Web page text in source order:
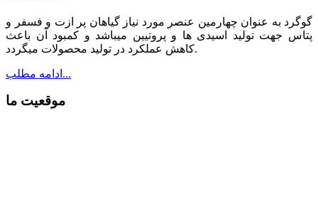
گوگرد به عنوان چهارمین عنصر مورد نیاز گیاهان پر ازت و فسفر و
پتاس جهت تولید اسیدی ها و پروتیین میباشد و کمبود آن باعث
کاهش عملکرد در تولید محصولات میگردد.
ادامه مطلب...
موقعیت ما